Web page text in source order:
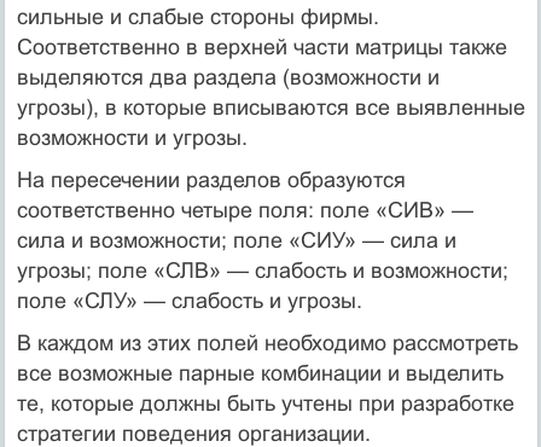
сильные и слабые стороны фирмы.
Соответственно в верхней части матрицы так­же
выделяются два раздела (возможности и
угрозы), в которые вписываются все выявленные
возможности и угрозы.
На пересечении разделов образуются
соответственно четыре поля: поле «СИВ» —
сила и возможности; поле «СИУ» — сила и
угрозы; поле «СЛВ» — слабость и возможности;
поле «СЛУ» — слабость и угрозы.
В каждом из этих полей необходимо рассмотреть
все воз­можные парные комбинации и выделить
те, которые должны быть учтены при разработке
стратегии поведения организации.